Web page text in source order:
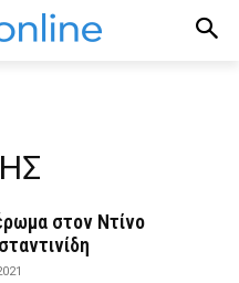
στον Ντίνο